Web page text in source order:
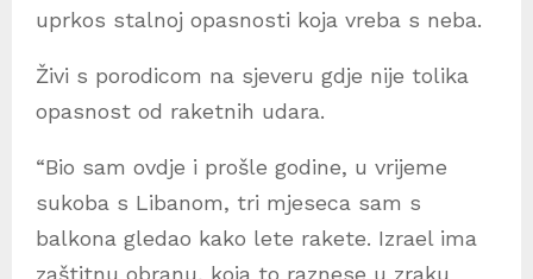
uprkos stalnoj opasnosti koja vreba s neba.
Živi s porodicom na sjeveru gdje nije tolika
opasnost od raketnih udara.
“Bio sam ovdje i prošle godine, u vrijeme
sukoba s Libanom, tri mjeseca sam s
balkona gledao kako lete rakete. Izrael ima